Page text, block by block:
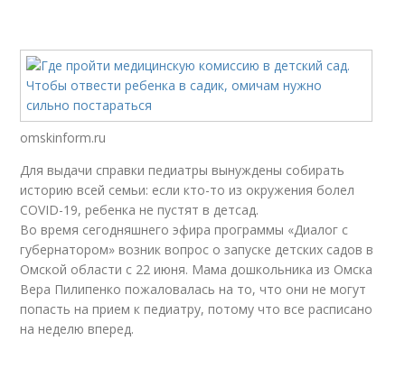
omskinform.ru
Для выдачи справки педиатры вынуждены собирать
историю всей семьи: если кто-то из окружения болел
COVID-19, ребенка не пустят в детсад.
Во время сегодняшнего эфира программы «Диалог с
губернатором» возник вопрос о запуске детских садов в
Омской области с 22 июня. Мама дошкольника из Омска
Вера Пилипенко пожаловалась на то, что они не могут
попасть на прием к педиатру, потому что все расписано
на неделю вперед.